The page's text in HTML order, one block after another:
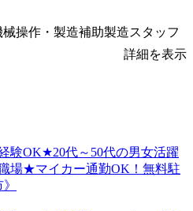
操作・製造補助製造スタッフ
詳細を表示